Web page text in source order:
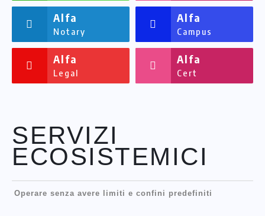
Alfa
Notary
Alfa
Campus
Alfa
Legal
Alfa
Cert
SERVIZI
ECOSISTEMICI
Operare senza avere limiti e confini predefiniti